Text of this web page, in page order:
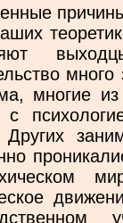
многие
с